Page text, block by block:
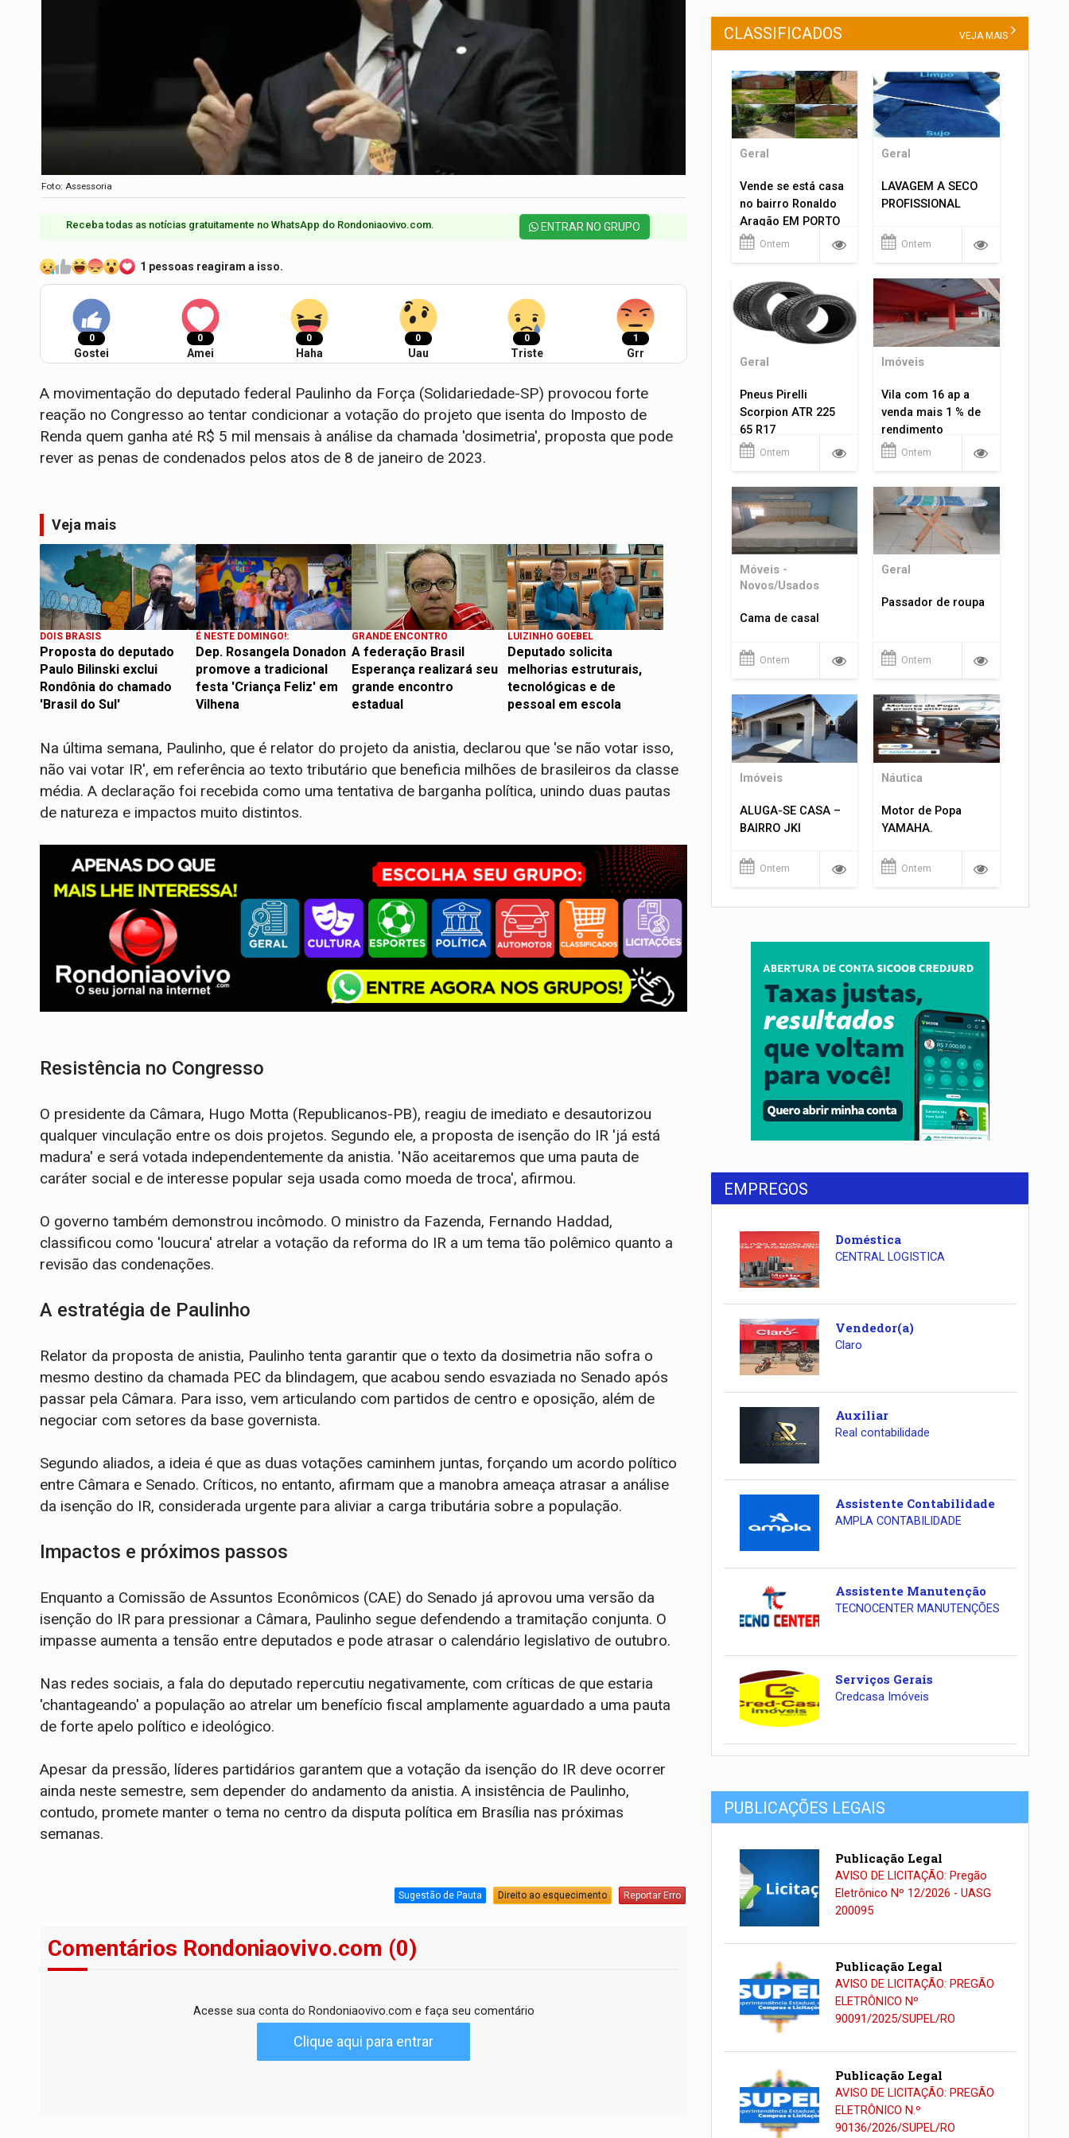
Foto: Assessoria
Receba todas as notícias gratuitamente no WhatsApp do Rondoniaovivo.com.​ ENTRAR NO GRUPO
1 pessoas reagiram a isso.
0
Gostei
0
Amei
0
Haha
0
Uau
0
Triste
1
Grr
A movimentação do deputado federal Paulinho da Força (Solidariedade-SP) provocou forte
reação no Congresso ao tentar condicionar a votação do projeto que isenta do Imposto de
Renda quem ganha até R$ 5 mil mensais à análise da chamada 'dosimetria', proposta que pode
rever as penas de condenados pelos atos de 8 de janeiro de 2023.
Veja mais
DOIS BRASIS
Proposta do deputado
Paulo Bilinski exclui
Rondônia do chamado
'Brasil do Sul'
É NESTE DOMINGO!:
Dep. Rosangela Donadon
promove a tradicional
festa 'Criança Feliz' em
Vilhena
GRANDE ENCONTRO
A federação Brasil
Esperança realizará seu
grande encontro
estadual
LUIZINHO GOEBEL
Deputado solicita
melhorias estruturais,
tecnológicas e de
pessoal em escola
Na última semana, Paulinho, que é relator do projeto da anistia, declarou que 'se não votar isso,
não vai votar IR', em referência ao texto tributário que beneficia milhões de brasileiros da classe
média. A declaração foi recebida como uma tentativa de barganha política, unindo duas pautas
de natureza e impactos muito distintos.
Resistência no Congresso
O presidente da Câmara, Hugo Motta (Republicanos-PB), reagiu de imediato e desautorizou
qualquer vinculação entre os dois projetos. Segundo ele, a proposta de isenção do IR 'já está
madura' e será votada independentemente da anistia. 'Não aceitaremos que uma pauta de
caráter social e de interesse popular seja usada como moeda de troca', afirmou.
O governo também demonstrou incômodo. O ministro da Fazenda, Fernando Haddad,
classificou como 'loucura' atrelar a votação da reforma do IR a um tema tão polêmico quanto a
revisão das condenações.
A estratégia de Paulinho
Relator da proposta de anistia, Paulinho tenta garantir que o texto da dosimetria não sofra o
mesmo destino da chamada PEC da blindagem, que acabou sendo esvaziada no Senado após
passar pela Câmara. Para isso, vem articulando com partidos de centro e oposição, além de
negociar com setores da base governista.
Segundo aliados, a ideia é que as duas votações caminhem juntas, forçando um acordo político
entre Câmara e Senado. Críticos, no entanto, afirmam que a manobra ameaça atrasar a análise
da isenção do IR, considerada urgente para aliviar a carga tributária sobre a população.
Impactos e próximos passos
Enquanto a Comissão de Assuntos Econômicos (CAE) do Senado já aprovou uma versão da
isenção do IR para pressionar a Câmara, Paulinho segue defendendo a tramitação conjunta. O
impasse aumenta a tensão entre deputados e pode atrasar o calendário legislativo de outubro.
Nas redes sociais, a fala do deputado repercutiu negativamente, com críticas de que estaria
'chantageando' a população ao atrelar um benefício fiscal amplamente aguardado a uma pauta
de forte apelo político e ideológico.
Apesar da pressão, líderes partidários garantem que a votação da isenção do IR deve ocorrer
ainda neste semestre, sem depender do andamento da anistia. A insistência de Paulinho,
contudo, promete manter o tema no centro da disputa política em Brasília nas próximas
semanas.
Sugestão de Pauta Direito ao esquecimento Reportar Erro
Comentários Rondoniaovivo.com (0)
Acesse sua conta do Rondoniaovivo.com e faça seu comentário
Clique aqui para entrar
CLASSIFICADOS VEJA MAIS
Geral
Vende se está casa
no bairro Ronaldo
Aragão EM PORTO
VELHO RO.
Ontem
Geral
LAVAGEM A SECO
PROFISSIONAL
Ontem
Geral
Pneus Pirelli
Scorpion ATR 225
65 R17
Ontem
Imóveis
Vila com 16 ap a
venda mais 1 % de
rendimento
Ontem
Móveis -
Novos/Usados
Cama de casal
Ontem
Geral
Passador de roupa
Ontem
Imóveis
ALUGA-SE CASA –
BAIRRO JKI
Ontem
Náutica
Motor de Popa
YAMAHA.
Ontem
EMPREGOS
Doméstica
CENTRAL LOGISTICA
Vendedor(a)
Claro
Auxiliar
Real contabilidade
Assistente Contabilidade
AMPLA CONTABILIDADE
Assistente Manutenção
TECNOCENTER MANUTENÇÕES
Serviços Gerais
Credcasa Imóveis
PUBLICAÇÕES LEGAIS
Publicação Legal
AVISO DE LICITAÇÃO: Pregão
Eletrônico Nº 12/2026 - UASG
200095
Publicação Legal
AVISO DE LICITAÇÃO: PREGÃO
ELETRÔNICO Nº
90091/2025/SUPEL/RO
Publicação Legal
AVISO DE LICITAÇÃO: PREGÃO
ELETRÔNICO N.º
90136/2026/SUPEL/RO